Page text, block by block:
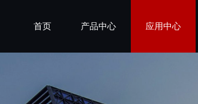
首页 产品中心 应用中心